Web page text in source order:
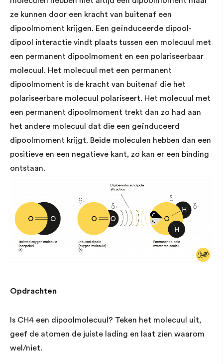
ze kunnen door een kracht van buitenaf een
dipoolmoment krijgen. Een geïnduceerde dipool-
dipool interactie vindt plaats tussen een molecuul met
een permanent dipoolmoment en een polariseerbaar
molecuul. Het molecuul met een permanent
dipoolmoment is de kracht van buitenaf die het
polariseerbare molecuul polariseert. Het molecuul met
een permanent dipoolmoment trekt dan zo had aan
het andere molecuul dat die een geïnduceerd
dipoolmoment krijgt. Beide moleculen hebben dan een
positieve en een negatieve kant, zo kan er een binding
ontstaan.
Opdrachten
Is CH4 een dipoolmolecuul? Teken het molecuul uit,
geef de atomen de juiste lading en laat zien waarom
wel/niet.